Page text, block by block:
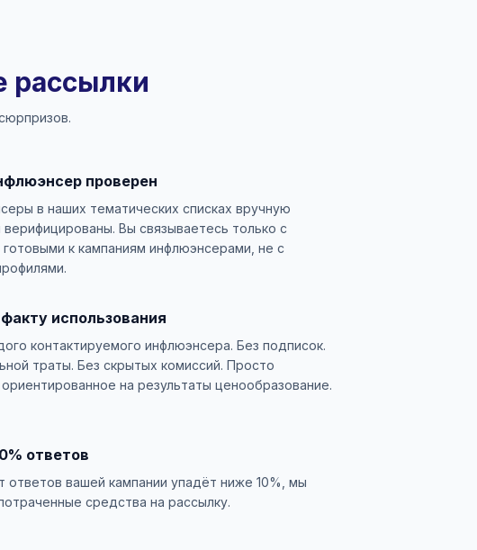
рассылки
проверен
в наших тематических списках вручную
Вы связываетесь только с
к кампаниям инфлюэнсерами, не с
использования
контактируемого инфлюэнсера. Без подписок.
траты. Без скрытых комиссий. Просто
на результаты ценообразование.
ответов
ответов вашей кампании упадёт ниже 10%, мы
средства на рассылку.